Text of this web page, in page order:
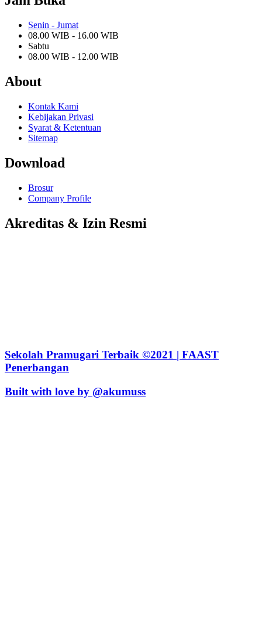
Senin - Jumat
08.00 WIB - 16.00 WIB
Sabtu
08.00 WIB - 12.00 WIB
About
Kontak Kami
Kebijakan Privasi
Syarat & Ketentuan
Sitemap
Download
Brosur
Company Profile
Akreditas & Izin Resmi
Sekolah Pramugari Terbaik ©2021 | FAAST
Penerbangan
Built with love by @akumuss